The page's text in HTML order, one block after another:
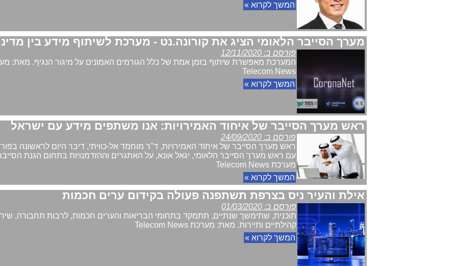
המשך לקרוא »
מערך הסייבר הלאומי הציג את קורונה.נט - מערכת לשיתוף מידע בין
פורסם ב: 12/11/2020
המערכת מאפשרת שיתוף בזמן אמת של כלל הגורמים האמונים על מיגור הנגיף. מאת:
Telecom News
המשך לקרוא »
ראש מערך הסייבר של איחוד האמירויות: אנו משתפים מידע עם ישראל
פורסם ב: 24/09/2020
ראש מערך הסייבר של איחוד האמירויות, ד"ר מוחמד אל-כוויתי, דיבר היום לראשונה
עם ראש מערך הסייבר הלאומי, יגאל אונא, על האתגרים וההזדמנויות בתחום הגנת
מערכת Telecom News
המשך לקרוא »
אילת והעיר ניס בצרפת תשתפנה פעולה בקידום ערים חכמות
פורסם ב: 01/03/2020
תוכנית, שתימשך שנתיים, תתמקד בתחומי הבריאות והערים חכמות, לרבות תחבורה,
קהילתיים ותיירות. מאת: מערכת Telecom News
המשך לקרוא »